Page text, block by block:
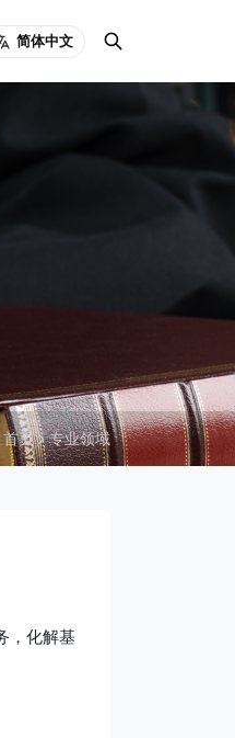
简体中文
首页 专业领域
，化解基